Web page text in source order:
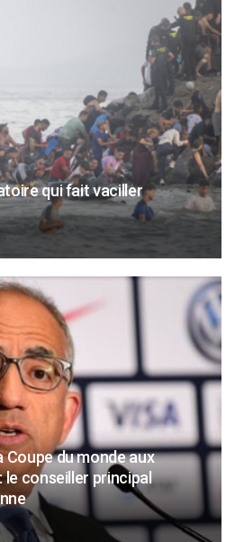
qui fait vaciller
Coupe du monde aux
le conseiller principal